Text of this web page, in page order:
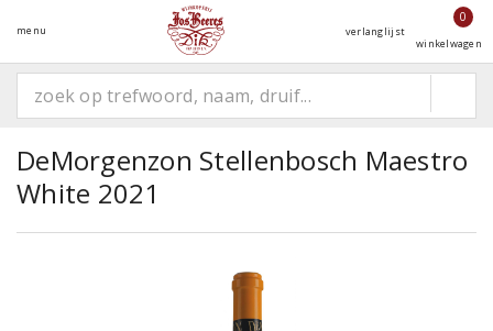
menu verlanglijst
0
winkelwagen
DeMorgenzon Stellenbosch Maestro
White 2021